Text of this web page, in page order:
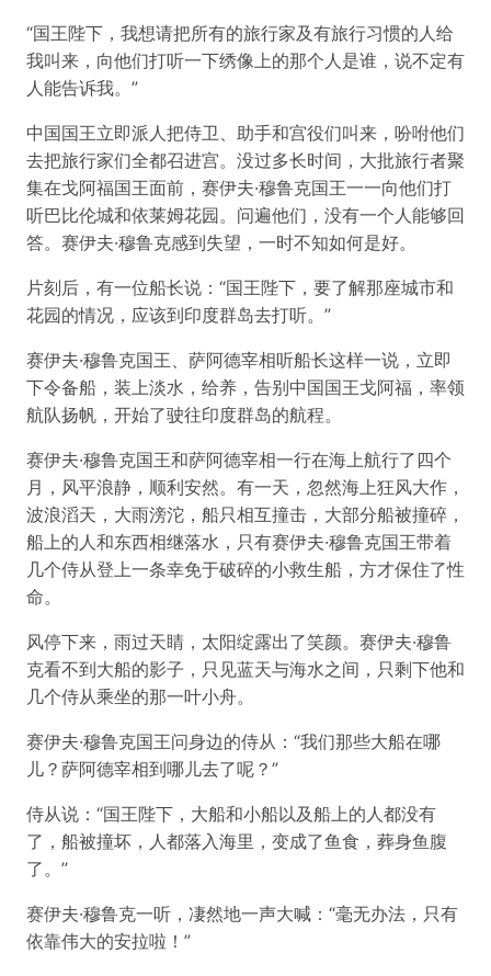
“国王陛下，我想请把所有的旅行家及有旅行习惯的人给
我叫来，向他们打听一下绣像上的那个人是谁，说不定有
人能告诉我。”
中国国王立即派人把侍卫、助手和宫役们叫来，吩咐他们
去把旅行家们全都召进宫。没过多长时间，大批旅行者聚
集在戈阿福国王面前，赛伊夫·穆鲁克国王一一向他们打
听巴比伦城和依莱姆花园。问遍他们，没有一个人能够回
答。赛伊夫·穆鲁克感到失望，一时不知如何是好。
片刻后，有一位船长说：“国王陛下，要了解那座城市和
花园的情况，应该到印度群岛去打听。”
赛伊夫·穆鲁克国王、萨阿德宰相听船长这样一说，立即
下令备船，装上淡水，给养，告别中国国王戈阿福，率领
航队扬帆，开始了驶往印度群岛的航程。
赛伊夫·穆鲁克国王和萨阿德宰相一行在海上航行了四个
月，风平浪静，顺利安然。有一天，忽然海上狂风大作，
波浪滔天，大雨滂沱，船只相互撞击，大部分船被撞碎，
船上的人和东西相继落水，只有赛伊夫·穆鲁克国王带着
几个侍从登上一条幸免于破碎的小救生船，方才保住了性
命。
风停下来，雨过天睛，太阳绽露出了笑颜。赛伊夫·穆鲁
克看不到大船的影子，只见蓝天与海水之间，只剩下他和
几个侍从乘坐的那一叶小舟。
赛伊夫·穆鲁克国王问身边的侍从：“我们那些大船在哪
儿？萨阿德宰相到哪儿去了呢？”
侍从说：“国王陛下，大船和小船以及船上的人都没有
了，船被撞坏，人都落入海里，变成了鱼食，葬身鱼腹
了。”
赛伊夫·穆鲁克一听，凄然地一声大喊：“毫无办法，只有
依靠伟大的安拉啦！”